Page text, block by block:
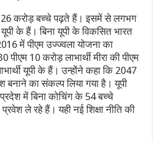
करोड़ बच्चे पढ़ते हैं। इसमें से लगभग
के हैं। बिना यूपी के विकसित भारत
में पीएम उज्ज्वला योजना का
पीएम 10 करोड़ लाभार्थी मीरा की पीएम
यूपी के हैं। उन्होंने कहा कि 2047
बनाने का संकल्प लिया गया है। यूपी
में बिना कोचिंग के 54 बच्चे
ले रहे हैं। यही नई शिक्षा नीति की